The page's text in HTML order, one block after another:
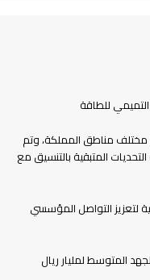
للطاقة
62 تحديًا صناعيًا من مختلف مناطق المملكة، وتم
التحديات المتبقية بالتنسيق مع
لتعزيز التواصل المؤسسي
المتوسط لمليار ريال